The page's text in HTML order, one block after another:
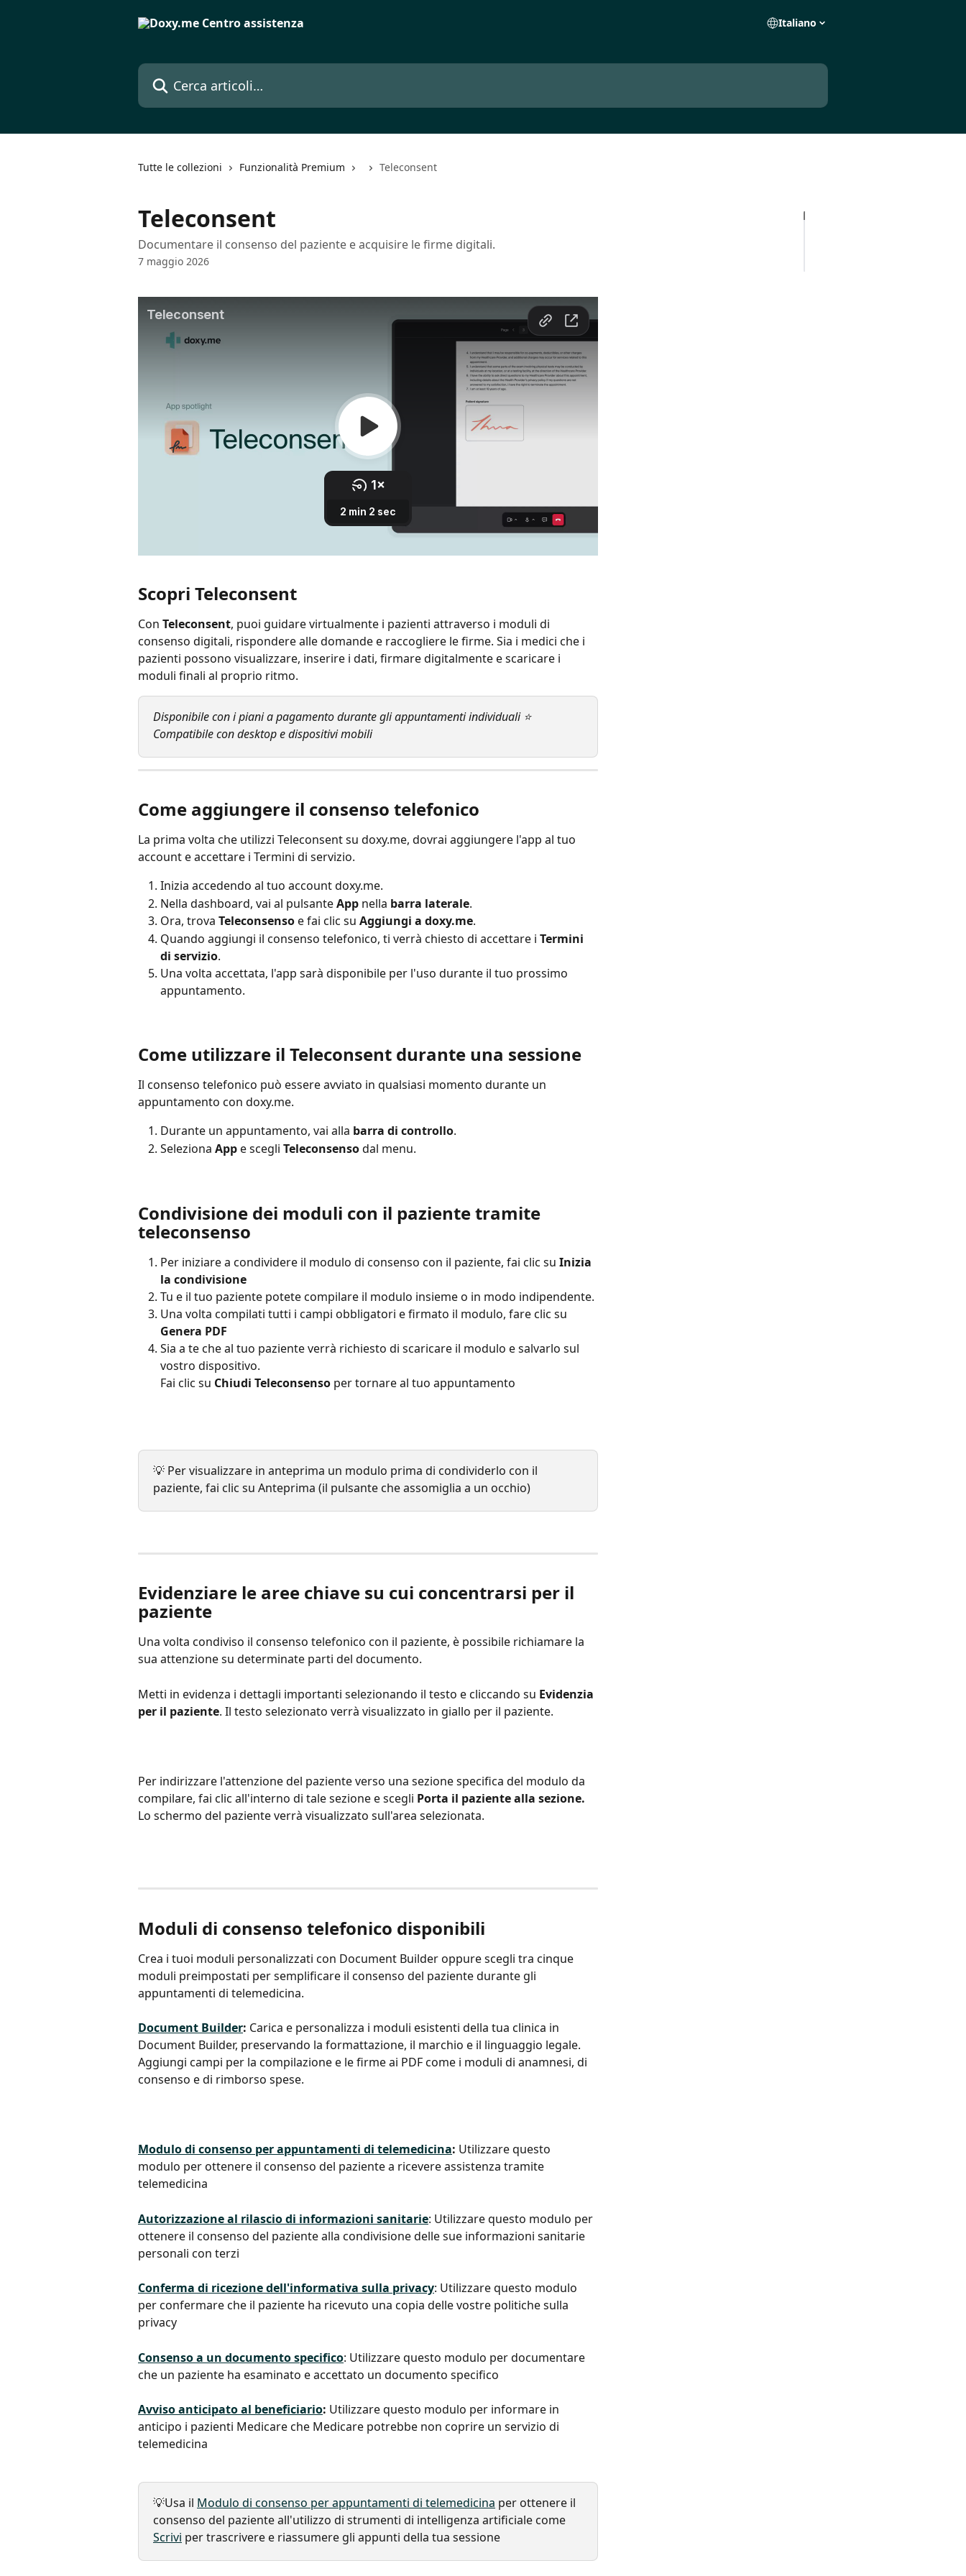
Italiano
Cerca articoli…
Tutte le collezioni Funzionalità Premium Teleconsent
Teleconsent
Documentare il consenso del paziente e acquisire le firme digitali.
7 maggio 2026
Scopri Teleconsent
Con Teleconsent, puoi guidare virtualmente i pazienti attraverso i moduli di
consenso digitali, rispondere alle domande e raccogliere le firme. Sia i medici che i
pazienti possono visualizzare, inserire i dati, firmare digitalmente e scaricare i
moduli finali al proprio ritmo.
Disponibile con i piani a pagamento durante gli appuntamenti individuali ⭐
Compatibile con desktop e dispositivi mobili
Come aggiungere il consenso telefonico
La prima volta che utilizzi Teleconsent su doxy.me, dovrai aggiungere l'app al tuo
account e accettare i Termini di servizio.
Inizia accedendo al tuo account doxy.me.
Nella dashboard, vai al pulsante App nella barra laterale.
Ora, trova Teleconsenso e fai clic su Aggiungi a doxy.me.
Quando aggiungi il consenso telefonico, ti verrà chiesto di accettare i Termini
di servizio.
Una volta accettata, l'app sarà disponibile per l'uso durante il tuo prossimo
appuntamento.
Come utilizzare il Teleconsent durante una sessione
Il consenso telefonico può essere avviato in qualsiasi momento durante un
appuntamento con doxy.me.
Durante un appuntamento, vai alla barra di controllo.
Seleziona App e scegli Teleconsenso dal menu.
Condivisione dei moduli con il paziente tramite
teleconsenso
Per iniziare a condividere il modulo di consenso con il paziente, fai clic su Inizia
la condivisione
Tu e il tuo paziente potete compilare il modulo insieme o in modo indipendente.
Una volta compilati tutti i campi obbligatori e firmato il modulo, fare clic su
Genera PDF
Sia a te che al tuo paziente verrà richiesto di scaricare il modulo e salvarlo sul
vostro dispositivo.
Fai clic su Chiudi Teleconsenso per tornare al tuo appuntamento
💡 Per visualizzare in anteprima un modulo prima di condividerlo con il
paziente, fai clic su Anteprima (il pulsante che assomiglia a un occhio)
Evidenziare le aree chiave su cui concentrarsi per il
paziente
Una volta condiviso il consenso telefonico con il paziente, è possibile richiamare la
sua attenzione su determinate parti del documento.
Metti in evidenza i dettagli importanti selezionando il testo e cliccando su Evidenzia
per il paziente. Il testo selezionato verrà visualizzato in giallo per il paziente.
Per indirizzare l'attenzione del paziente verso una sezione specifica del modulo da
compilare, fai clic all'interno di tale sezione e scegli Porta il paziente alla sezione.
Lo schermo del paziente verrà visualizzato sull'area selezionata.
Moduli di consenso telefonico disponibili
Crea i tuoi moduli personalizzati con Document Builder oppure scegli tra cinque
moduli preimpostati per semplificare il consenso del paziente durante gli
appuntamenti di telemedicina.
Document Builder: Carica e personalizza i moduli esistenti della tua clinica in
Document Builder, preservando la formattazione, il marchio e il linguaggio legale.
Aggiungi campi per la compilazione e le firme ai PDF come i moduli di anamnesi, di
consenso e di rimborso spese.
Modulo di consenso per appuntamenti di telemedicina: Utilizzare questo
modulo per ottenere il consenso del paziente a ricevere assistenza tramite
telemedicina
Autorizzazione al rilascio di informazioni sanitarie: Utilizzare questo modulo per
ottenere il consenso del paziente alla condivisione delle sue informazioni sanitarie
personali con terzi
Conferma di ricezione dell'informativa sulla privacy: Utilizzare questo modulo
per confermare che il paziente ha ricevuto una copia delle vostre politiche sulla
privacy
Consenso a un documento specifico: Utilizzare questo modulo per documentare
che un paziente ha esaminato e accettato un documento specifico
Avviso anticipato al beneficiario: Utilizzare questo modulo per informare in
anticipo i pazienti Medicare che Medicare potrebbe non coprire un servizio di
telemedicina
💡Usa il Modulo di consenso per appuntamenti di telemedicina per ottenere il
consenso del paziente all'utilizzo di strumenti di intelligenza artificiale come
Scrivi per trascrivere e riassumere gli appunti della tua sessione